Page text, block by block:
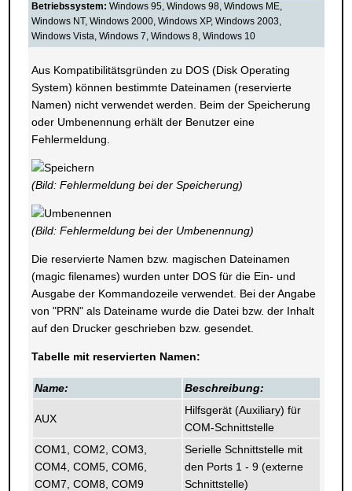
Betriebssystem: Windows 95, Windows 98, Windows ME,
Windows NT, Windows 2000, Windows XP, Windows 2003,
Windows Vista, Windows 7, Windows 8, Windows 10
Aus Kompatibilitätsgründen zu DOS (Disk Operating
System) können bestimmte Dateinamen (reservierte
Namen) nicht verwendet werden. Beim der Speicherung
oder Umbenennung erhält der Benutzer eine
Fehlermeldung.
(Bild: Fehlermeldung bei der Speicherung)
(Bild: Fehlermeldung bei der Umbenennung)
Die reservierte Namen bzw. magischen Dateinamen
(magic filenames) wurden unter DOS für die Ein- und
Ausgabe der Kommandozeile verwendet. Bei der Angabe
von "PRN" als Dateiname wurde die Datei bzw. der Inhalt
auf den Drucker geschrieben bzw. gesendet.
Tabelle mit reservierten Namen:
Name: Beschreibung:
AUX
Hilfsgerät (Auxiliary) für
COM-Schnittstelle
COM1, COM2, COM3,
COM4, COM5, COM6,
COM7, COM8, COM9
Serielle Schnittstelle mit
den Ports 1 - 9 (externe
Schnittstelle)